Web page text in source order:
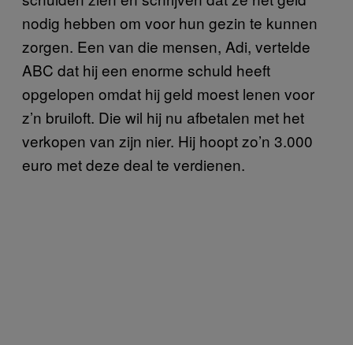
nodig hebben om voor hun gezin te kunnen
zorgen. Een van die mensen, Adi, vertelde
ABC dat hij een enorme schuld heeft
opgelopen omdat hij geld moest lenen voor
z’n bruiloft. Die wil hij nu afbetalen met het
verkopen van zijn nier. Hij hoopt zo’n 3.000
euro met deze deal te verdienen.